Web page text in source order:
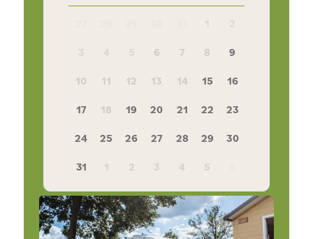
6 7 8 9
10 11 12 13 14 15 16
17 18 19 20 21 22 23
24 25 26 27 28 29 30
31 1 2 3 4 5